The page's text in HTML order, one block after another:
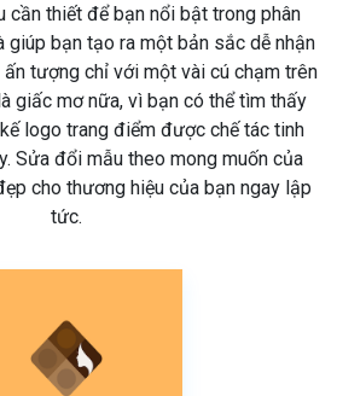
cần thiết để bạn nổi bật trong phân
giúp bạn tạo ra một bản sắc dễ nhận
tượng chỉ với một vài cú chạm trên
giấc mơ nữa, vì bạn có thể tìm thấy
logo trang điểm được chế tác tinh
Sửa đổi mẫu theo mong muốn của
cho thương hiệu của bạn ngay lập
tức.